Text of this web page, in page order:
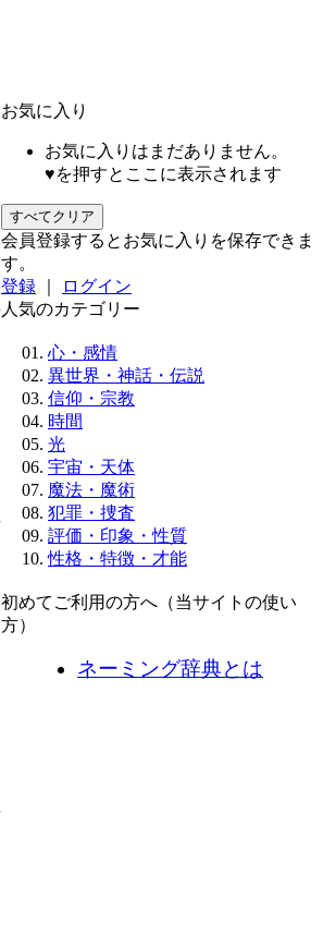
お気に入り
お気に入りはまだありません。
♥を押すとここに表示されます
すべてクリア
会員登録するとお気に入りを保存できま
す。
登録
ログイン
人気のカテゴリー
心・感情
異世界・神話・伝説
信仰・宗教
時間
光
宇宙・天体
魔法・魔術
犯罪・捜査
評価・印象・性質
性格・特徴・才能
初めてご利用の方へ（当サイトの使い
方）
ネーミング辞典とは